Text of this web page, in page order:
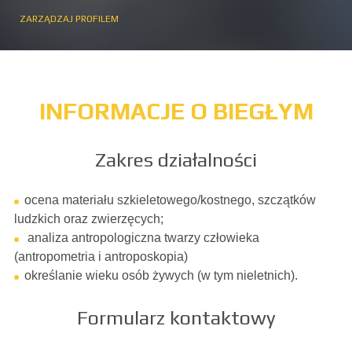
ZARZĄDZAJ PROFILEM
INFORMACJE O BIEGŁYM
Zakres działalności
ocena materiału szkieletowego/kostnego, szczątków
ludzkich oraz zwierzęcych;
analiza antropologiczna twarzy człowieka
(antropometria i antroposkopia)
określanie wieku osób żywych (w tym nieletnich).
Formularz kontaktowy